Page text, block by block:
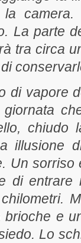
la
La parte
tra circa
di vapore
illusione
Un
di entrare
brioche e
Lo